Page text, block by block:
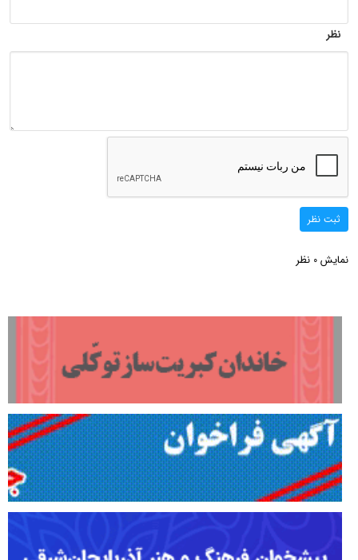
نظر
ثبت نظر
نمایش 0 نظر